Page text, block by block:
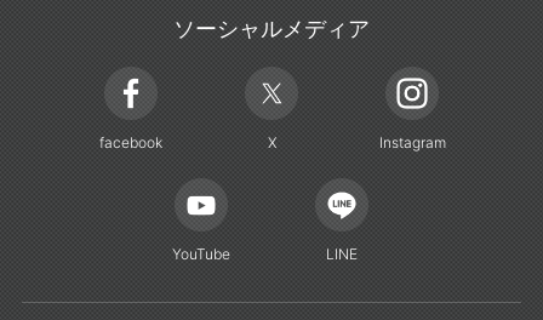
ソーシャルメディア
facebook X Instagram
YouTube LINE